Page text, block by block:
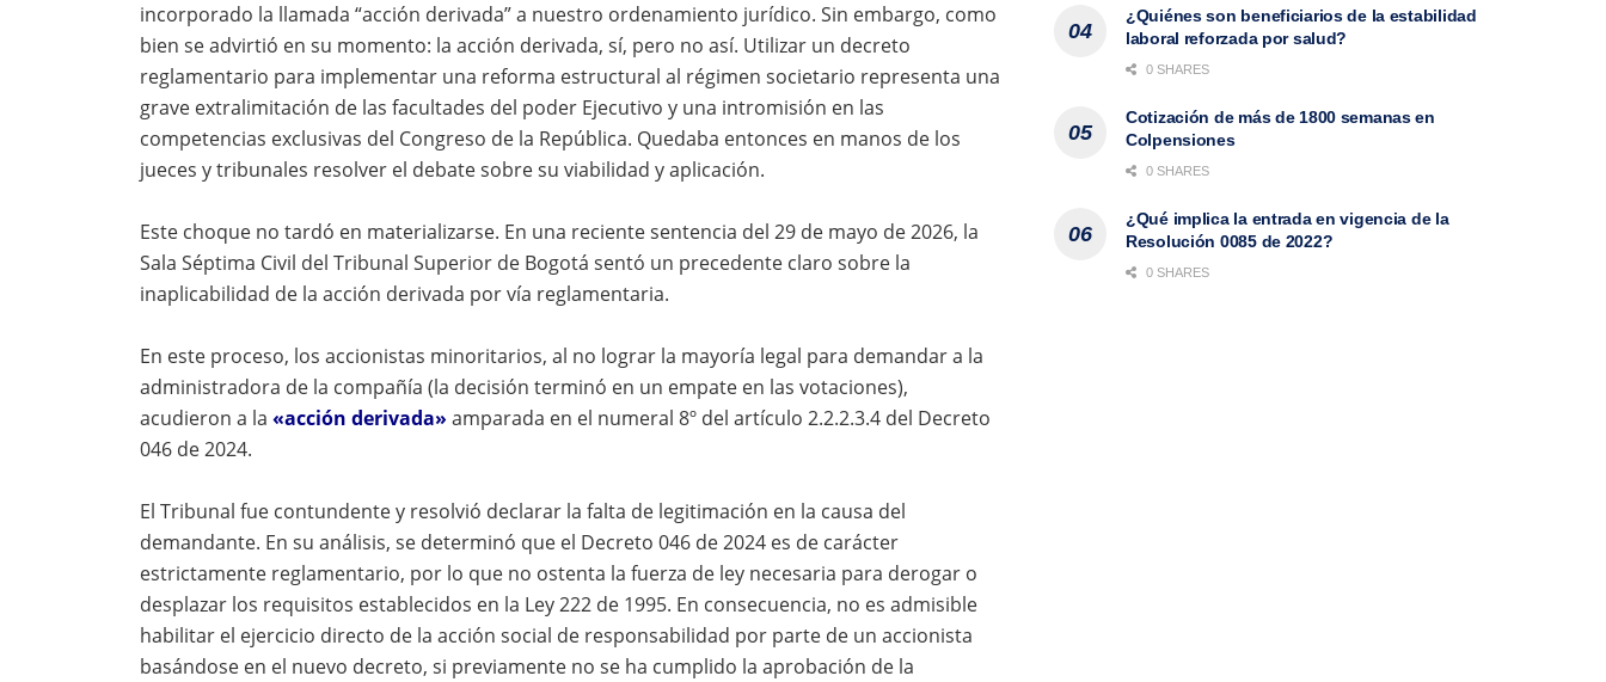
incorporado la llamada “acción derivada” a nuestro ordenamiento jurídico. Sin embargo, como
bien se advirtió en su momento: la acción derivada, sí, pero no así. Utilizar un decreto
reglamentario para implementar una reforma estructural al régimen societario representa una
grave extralimitación de las facultades del poder Ejecutivo y una intromisión en las
competencias exclusivas del Congreso de la República. Quedaba entonces en manos de los
jueces y tribunales resolver el debate sobre su viabilidad y aplicación.
Este choque no tardó en materializarse. En una reciente sentencia del 29 de mayo de 2026, la
Sala Séptima Civil del Tribunal Superior de Bogotá sentó un precedente claro sobre la
inaplicabilidad de la acción derivada por vía reglamentaria.
En este proceso, los accionistas minoritarios, al no lograr la mayoría legal para demandar a la
administradora de la compañía (la decisión terminó en un empate en las votaciones),
acudieron a la «acción derivada» amparada en el numeral 8º del artículo 2.2.2.3.4 del Decreto
046 de 2024.
El Tribunal fue contundente y resolvió declarar la falta de legitimación en la causa del
demandante. En su análisis, se determinó que el Decreto 046 de 2024 es de carácter
estrictamente reglamentario, por lo que no ostenta la fuerza de ley necesaria para derogar o
desplazar los requisitos establecidos en la Ley 222 de 1995. En consecuencia, no es admisible
habilitar el ejercicio directo de la acción social de responsabilidad por parte de un accionista
basándose en el nuevo decreto, si previamente no se ha cumplido la aprobación de la
¿Quiénes son beneficiarios de la estabilidad
laboral reforzada por salud?
0 SHARES
Cotización de más de 1800 semanas en
Colpensiones
0 SHARES
¿Qué implica la entrada en vigencia de la
Resolución 0085 de 2022?
0 SHARES